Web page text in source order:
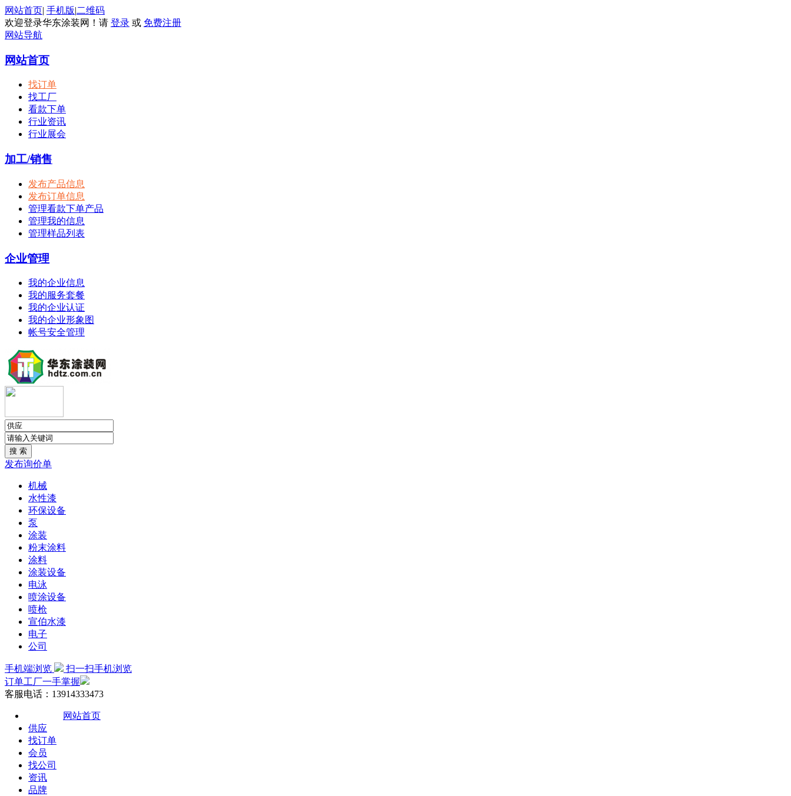
网站首页| 手机版|二维码
欢迎登录华东涂装网！请 登录 或 免费注册
网站导航
网站首页
找订单
找工厂
看款下单
行业资讯
行业展会
加工/销售
发布产品信息
发布订单信息
管理看款下单产品
管理我的信息
管理样品列表
企业管理
我的企业信息
我的服务套餐
我的企业认证
我的企业形象图
帐号安全管理
发布询价单
机械
水性漆
环保设备
泵
涂装
粉末涂料
涂料
涂装设备
电泳
喷涂设备
喷枪
宣伯水漆
电子
公司
手机端浏览
扫一扫手机浏览
订单工厂一手掌握
客服电话：13914333473
网站首页
供应
找订单
会员
找公司
资讯
品牌